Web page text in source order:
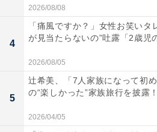
2026/08/08
4
「痛風ですか？」女性お笑いタ
が見当たらないの”吐露「2歳児
2026/08/05
5
辻希美、「7人家族になって初
の“楽しかった”家族旅行を披露
2026/04/05